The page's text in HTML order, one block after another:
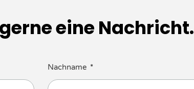
eine Nachricht.
Nachname